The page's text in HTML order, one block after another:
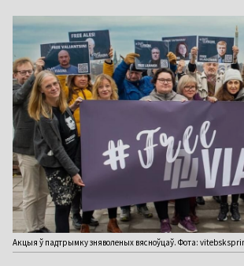
Акцыя ў падтрымку зняволеных вясноўцаў. Фота: